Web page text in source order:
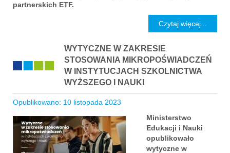
partnerskich ETF.
Czytaj więcej...
WYTYCZNE W ZAKRESIE
STOSOWANIA MIKROPOŚWIADCZEŃ
W INSTYTUCJACH SZKOLNICTWA
WYŻSZEGO I NAUKI
Opublikowano: 10 listopada 2023
Ministerstwo
Edukacji i Nauki
opublikowało
wytyczne w